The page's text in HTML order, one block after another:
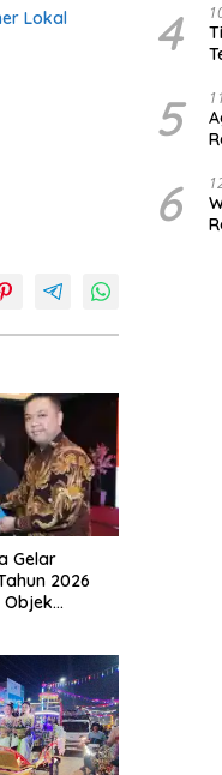
Lokal
Gelar
2026
Objek
4
5
6